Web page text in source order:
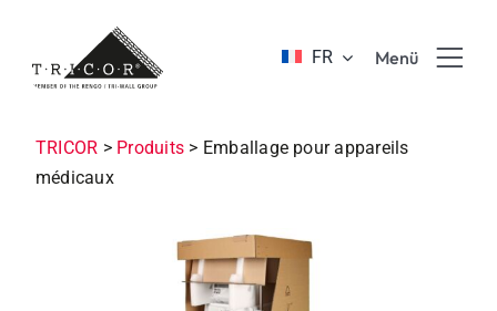
content
Menü
Produits
FR
TRICOR > Produits > Emballage pour appareils
médicaux